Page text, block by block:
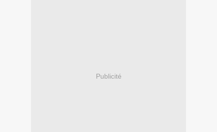
Publicité